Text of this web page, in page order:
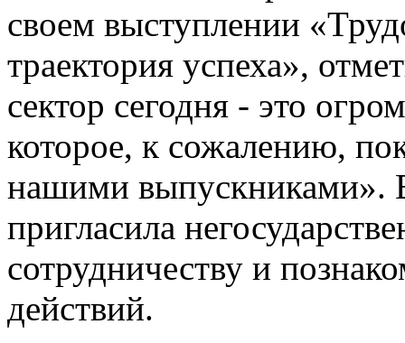
своем выступлении
траектория успеха»,
сектор сегодня - это
которое, к сожалению,
нашими выпускниками».
пригласила
сотрудничеству и
действий.